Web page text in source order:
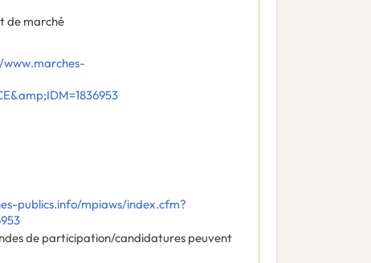
de marché
publics.info/mpiaws/index.cfm?
de participation/candidatures peuvent